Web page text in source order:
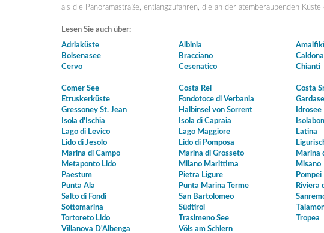
als die Panoramastraße, entlangzufahren, die an der atemberaubenden Küste
Lesen Sie auch über:
Adriaküste
Albinia
Bolsenasee
Bracciano
Cervo
Cesenatico Chianti
Comer See
Costa Rei Costa
Etruskerküste
Fondotoce di Verbania
Gressoney St. Jean
Halbinsel von Sorrent Idrosee
Isola d'Ischia
Isola di Capraia
Lago di Levico
Lago Maggiore Latina
Lido di Jesolo
Lido di Pomposa
Marina di Campo
Marina di Grosseto Marina
Metaponto Lido
Milano Marittima Misano
Paestum
Pietra Ligure Pompei
Punta Ala
Punta Marina Terme Riviera
Salto di Fondi
San Bartolomeo
Sottomarina
Südtirol
Tortoreto Lido
Trasimeno See Tropea
Villanova D'Albenga
Völs am Schlern